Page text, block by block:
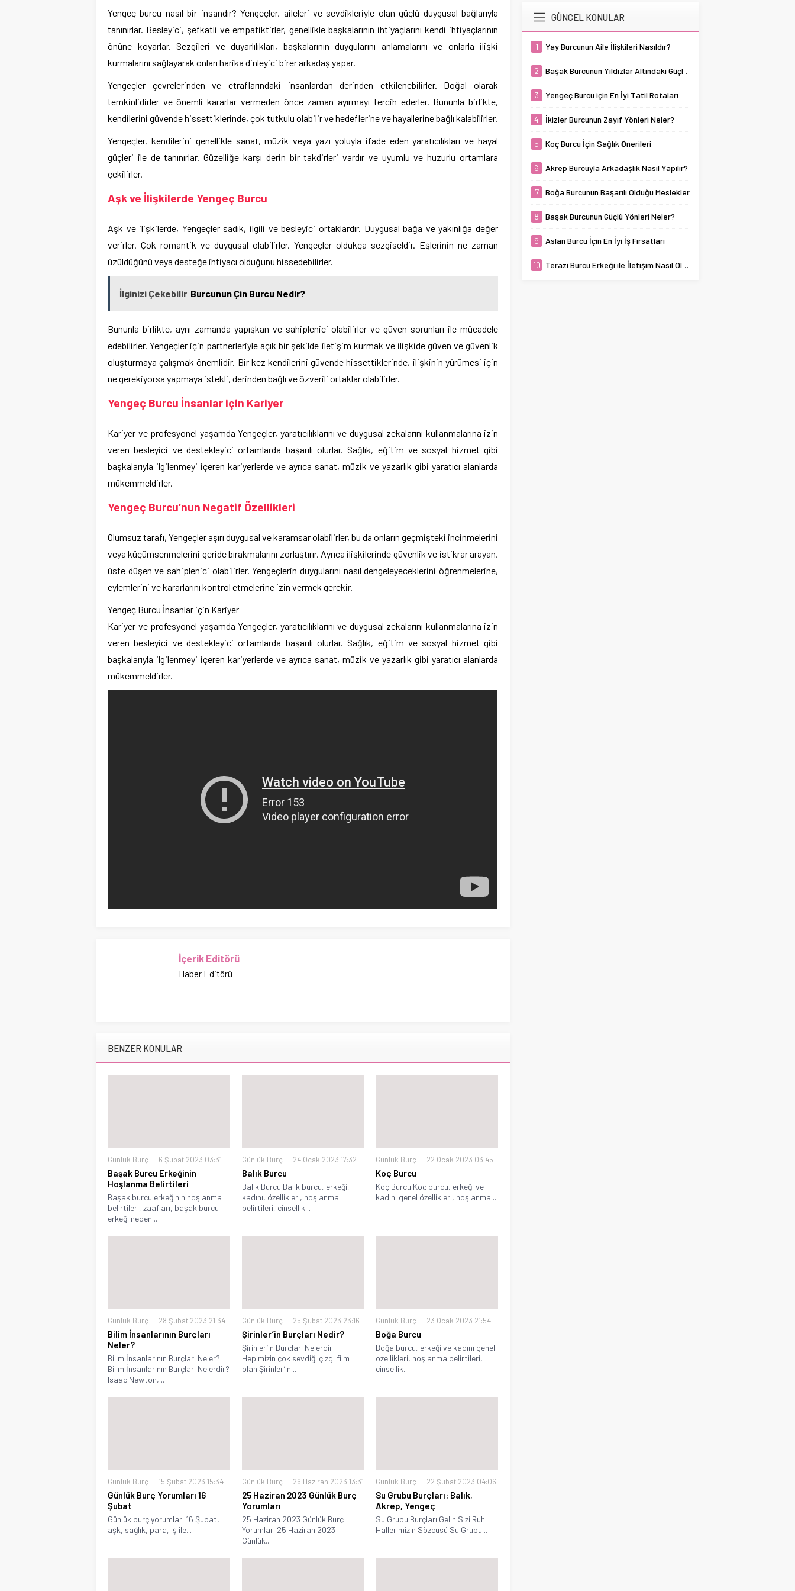
Yengeç burcu nasıl bir insandır? Yengeçler, aileleri ve sevdikleriyle olan güçlü duygusal bağlarıyla
tanınırlar. Besleyici, şefkatli ve empatiktirler, genellikle başkalarının ihtiyaçlarını kendi ihtiyaçlarının
önüne koyarlar. Sezgileri ve duyarlılıkları, başkalarının duygularını anlamalarını ve onlarla ilişki
kurmalarını sağlayarak onları harika dinleyici birer arkadaş yapar.
Yengeçler çevrelerinden ve etraflarındaki insanlardan derinden etkilenebilirler. Doğal olarak
temkinlidirler ve önemli kararlar vermeden önce zaman ayırmayı tercih ederler. Bununla birlikte,
kendilerini güvende hissettiklerinde, çok tutkulu olabilir ve hedeflerine ve hayallerine bağlı kalabilirler.
Yengeçler, kendilerini genellikle sanat, müzik veya yazı yoluyla ifade eden yaratıcılıkları ve hayal
güçleri ile de tanınırlar. Güzelliğe karşı derin bir takdirleri vardır ve uyumlu ve huzurlu ortamlara
çekilirler.
Aşk ve İlişkilerde Yengeç Burcu
Aşk ve ilişkilerde, Yengeçler sadık, ilgili ve besleyici ortaklardır. Duygusal bağa ve yakınlığa değer
verirler. Çok romantik ve duygusal olabilirler. Yengeçler oldukça sezgiseldir. Eşlerinin ne zaman
üzüldüğünü veya desteğe ihtiyacı olduğunu hissedebilirler.
İlginizi Çekebilir Burcunun Çin Burcu Nedir?
Bununla birlikte, aynı zamanda yapışkan ve sahiplenici olabilirler ve güven sorunları ile mücadele
edebilirler. Yengeçler için partnerleriyle açık bir şekilde iletişim kurmak ve ilişkide güven ve güvenlik
oluşturmaya çalışmak önemlidir. Bir kez kendilerini güvende hissettiklerinde, ilişkinin yürümesi için
ne gerekiyorsa yapmaya istekli, derinden bağlı ve özverili ortaklar olabilirler.
Yengeç Burcu İnsanlar için Kariyer
Kariyer ve profesyonel yaşamda Yengeçler, yaratıcılıklarını ve duygusal zekalarını kullanmalarına izin
veren besleyici ve destekleyici ortamlarda başarılı olurlar. Sağlık, eğitim ve sosyal hizmet gibi
başkalarıyla ilgilenmeyi içeren kariyerlerde ve ayrıca sanat, müzik ve yazarlık gibi yaratıcı alanlarda
mükemmeldirler.
Yengeç Burcu’nun Negatif Özellikleri
Olumsuz tarafı, Yengeçler aşırı duygusal ve karamsar olabilirler, bu da onların geçmişteki incinmelerini
veya küçümsenmelerini geride bırakmalarını zorlaştırır. Ayrıca ilişkilerinde güvenlik ve istikrar arayan,
üste düşen ve sahiplenici olabilirler. Yengeçlerin duygularını nasıl dengeleyeceklerini öğrenmelerine,
eylemlerini ve kararlarını kontrol etmelerine izin vermek gerekir.
Yengeç Burcu İnsanlar için Kariyer
Kariyer ve profesyonel yaşamda Yengeçler, yaratıcılıklarını ve duygusal zekalarını kullanmalarına izin
veren besleyici ve destekleyici ortamlarda başarılı olurlar. Sağlık, eğitim ve sosyal hizmet gibi
başkalarıyla ilgilenmeyi içeren kariyerlerde ve ayrıca sanat, müzik ve yazarlık gibi yaratıcı alanlarda
mükemmeldirler.
İçerik Editörü
Haber Editörü
BENZER KONULAR
Günlük Burç 6 Şubat 2023 03:31
Başak Burcu Erkeğinin
Hoşlanma Belirtileri
Başak burcu erkeğinin hoşlanma
belirtileri, zaafları, başak burcu
erkeği neden...
Günlük Burç 24 Ocak 2023 17:32
Balık Burcu
Balık Burcu Balık burcu, erkeği,
kadını, özellikleri, hoşlanma
belirtileri, cinsellik...
Günlük Burç 22 Ocak 2023 03:45
Koç Burcu
Koç Burcu Koç burcu, erkeği ve
kadını genel özellikleri, hoşlanma...
Günlük Burç 28 Şubat 2023 21:34
Bilim İnsanlarının Burçları
Neler?
Bilim İnsanlarının Burçları Neler?
Bilim İnsanlarının Burçları Nelerdir?
Isaac Newton,...
Günlük Burç 25 Şubat 2023 23:16
Şirinler’in Burçları Nedir?
Şirinler’in Burçları Nelerdir
Hepimizin çok sevdiği çizgi film
olan Şirinler’in...
Günlük Burç 23 Ocak 2023 21:54
Boğa Burcu
Boğa burcu, erkeği ve kadını genel
özellikleri, hoşlanma belirtileri,
cinsellik...
Günlük Burç 15 Şubat 2023 15:34
Günlük Burç Yorumları 16
Şubat
Günlük burç yorumları 16 Şubat,
aşk, sağlık, para, iş ile...
Günlük Burç 26 Haziran 2023 13:31
25 Haziran 2023 Günlük Burç
Yorumları
25 Haziran 2023 Günlük Burç
Yorumları 25 Haziran 2023
Günlük...
Günlük Burç 22 Şubat 2023 04:06
Su Grubu Burçları: Balık,
Akrep, Yengeç
Su Grubu Burçları Gelin Sizi Ruh
Hallerimizin Sözcüsü Su Grubu...
burç sadık,...
meslekler arasında,
sabır, disiplin ve
kararlılık gerektiren
alanlar öne çıkar. Boğa
düzenli burçlarından biri
olarak tanınır. Başak
burcunun güçlü yönleri
belirgin özellikleri, işine
mükemmeliyetçilik
GÜNCEL KONULAR
1 Yay Burcunun Aile İlişkileri Nasıldır?
2 Başak Burcunun Yıldızlar Altındaki Güçlü Yanları
3 Yengeç Burcu için En İyi Tatil Rotaları
4 İkizler Burcunun Zayıf Yönleri Neler?
5 Koç Burcu İçin Sağlık Önerileri
6 Akrep Burcuyla Arkadaşlık Nasıl Yapılır?
7 Boğa Burcunun Başarılı Olduğu Meslekler
8 Başak Burcunun Güçlü Yönleri Neler?
9 Aslan Burcu İçin En İyi İş Fırsatları
10 Terazi Burcu Erkeği ile İletişim Nasıl Olmalı?